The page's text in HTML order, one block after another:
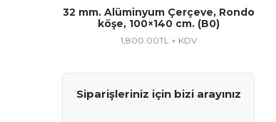
32 mm. Alüminyum Çerçeve, Rondo
köşe, 100×140 cm. (B0)
1,800.00TL + KDV
Siparişleriniz için bizi arayınız